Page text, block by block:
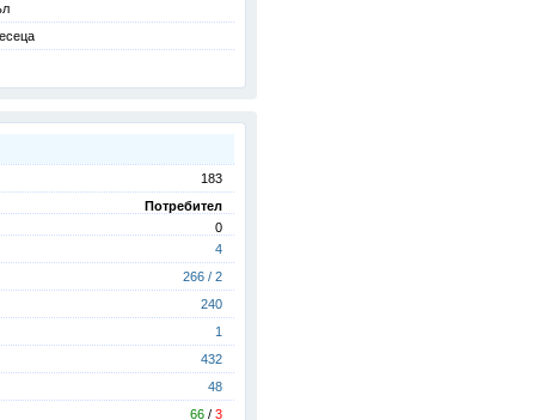
183
Потребител
0
4
266 / 2
240
1
432
48
66 / 3